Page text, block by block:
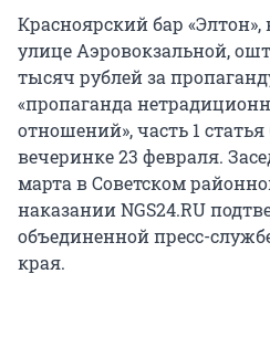
Красноярский бар
улице Аэровокзальной,
тысяч рублей за
«пропаганда
отношений», часть 1
вечеринке 23 февраля.
марта в Советском
наказании NGS24.RU
объединенной пресс-
края.